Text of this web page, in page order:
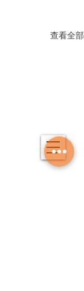
查看全部